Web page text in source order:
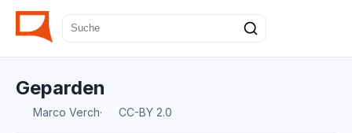
Geparden
Marco Verch· CC-BY 2.0